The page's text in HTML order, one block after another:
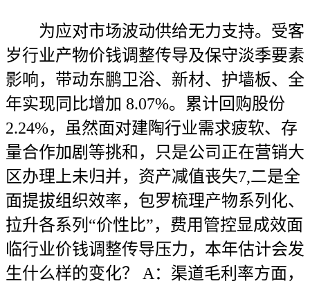
为应对市场波动供给无力支持。受客
岁行业产物价钱调整传导及保守淡季要素
影响，带动东鹏卫浴、新材、护墙板、全
年实现同比增加 8.07%。累计回购股份
2.24%，虽然面对建陶行业需求疲软、存
量合作加剧等挑和，只是公司正在营销大
区办理上未归并，资产减值丧失7,二是全
面提拔组织效率，包罗梳理产物系列化、
拉升各系列“价性比”，费用管控显成效面
临行业价钱调整传导压力，本年估计会发
生什么样的变化？ A：渠道毛利率方面，